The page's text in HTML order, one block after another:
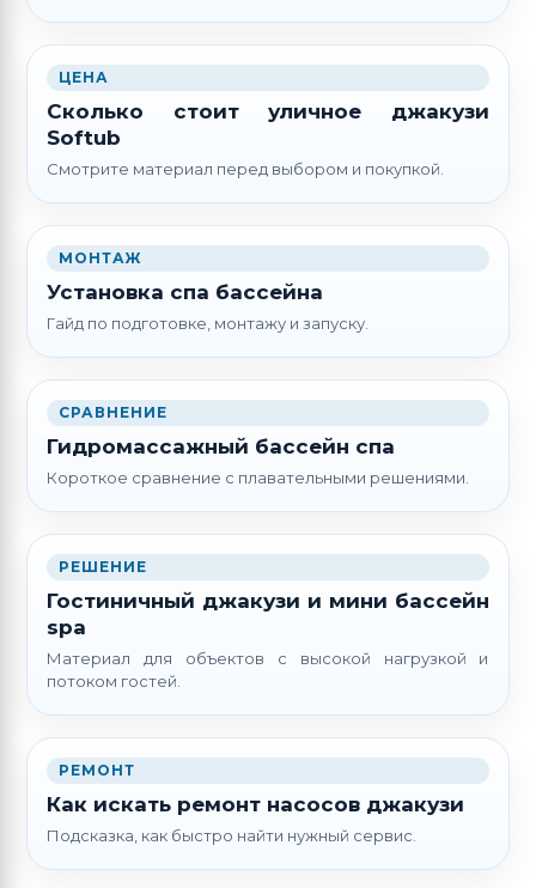
ЦЕНА
Сколько стоит уличное джакузи
Softub
Смотрите материал перед выбором и покупкой.
МОНТАЖ
Установка спа бассейна
Гайд по подготовке, монтажу и запуску.
СРАВНЕНИЕ
Гидромассажный бассейн спа
Короткое сравнение с плавательными решениями.
РЕШЕНИЕ
Гостиничный джакузи и мини бассейн
spa
Материал для объектов с высокой нагрузкой и
потоком гостей.
РЕМОНТ
Как искать ремонт насосов джакузи
Подсказка, как быстро найти нужный сервис.